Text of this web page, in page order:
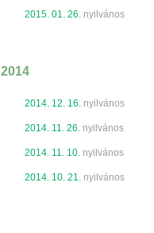
2015. 01. 26. nyilvános
2014
2014. 12. 16. nyilvános
2014. 11. 26. nyilvános
2014. 11. 10. nyilvános
2014. 10. 21. nyilvános